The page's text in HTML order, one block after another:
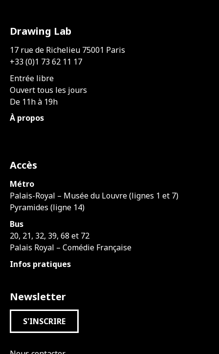
Drawing Lab
17 rue de Richelieu 75001 Paris
+33 (0)1 73 62 11 17
Entrée libre
Ouvert tous les jours
De 11h à 19h
À propos
Accès
Métro
Palais-Royal – Musée du Louvre (lignes 1 et 7)
Pyramides (ligne 14)
Bus
20, 21, 32, 39, 68 et 72
Palais Royal – Comédie Française
Infos pratiques
Newsletter
S'INSCRIRE